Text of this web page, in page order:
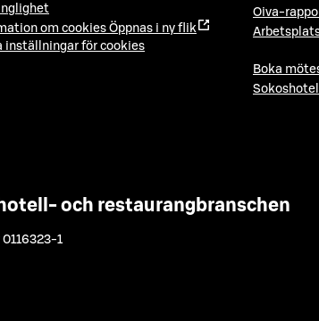
om cookies Öppnas i ny flik
inställningar för cookies
Oiva-
Boka
och restaurangbranschen
1